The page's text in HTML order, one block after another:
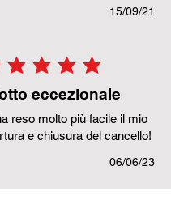
15/09/21
la valutazione media è 5 su
eccezionale
reso molto più facile il mio
e chiusura del cancello!
06/06/23